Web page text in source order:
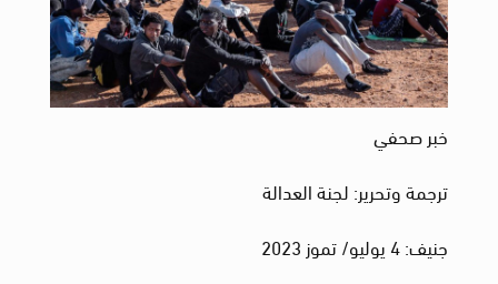
خبر صحفي
ترجمة وتحرير: لجنة العدالة
جنيف: 4 يوليو/ تموز 2023